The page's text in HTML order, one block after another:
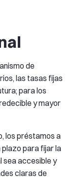
de
las tasas fijas
para los
y mayor
los préstamos a
plazo para fijar la
sea accesible y
claras de